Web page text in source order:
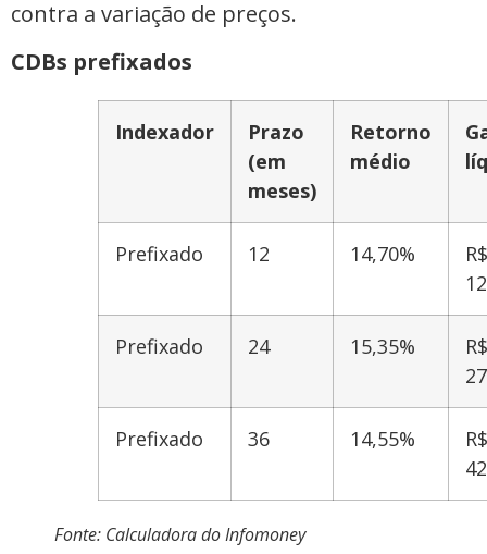
contra a variação de preços.
CDBs prefixados
Indexador
Prazo
(em
meses)
Retorno
médio
Prefixado 12 14,70%
R$
Prefixado 24 15,35%
R$
Prefixado 36 14,55%
R$
Fonte: Calculadora do Infomoney